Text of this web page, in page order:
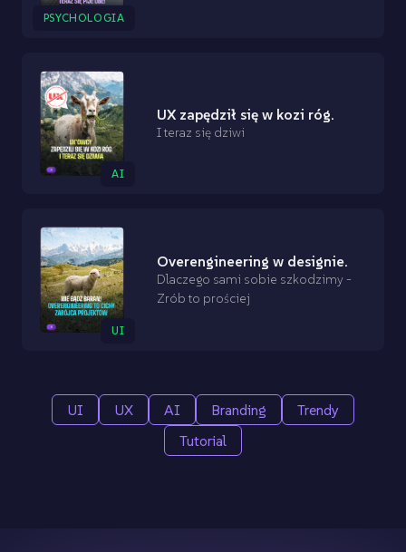
PSYCHOLOGIA
AI
UX zapędził się w kozi róg.
I teraz się dziwi
UI
Overengineering w designie.
Dlaczego sami sobie szkodzimy -
Zrób to prościej
UI UX AI Branding
Trendy
Tutorial